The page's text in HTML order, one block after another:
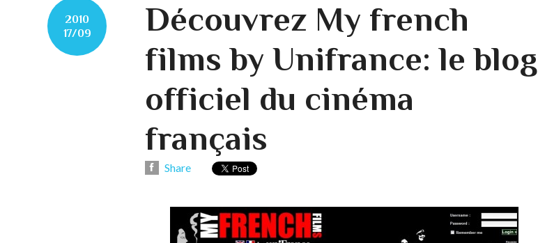
2010
17/09
Découvrez My french
films by Unifrance: le blog
officiel du cinéma
français
Share